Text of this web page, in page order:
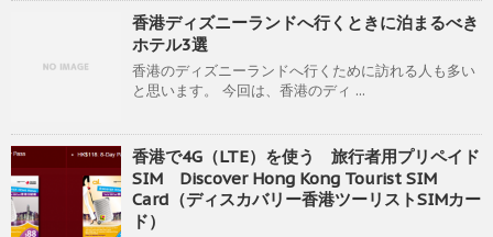
香港ディズニーランドへ行くときに泊まるべき
ホテル3選
香港のディズニーランドへ行くために訪れる人も多い
と思います。 今回は、香港のディ ...
香港で4G（LTE）を使う 旅行者用プリペイド
SIM Discover Hong Kong Tourist SIM
Card（ディスカバリー香港ツーリストSIMカー
ド）